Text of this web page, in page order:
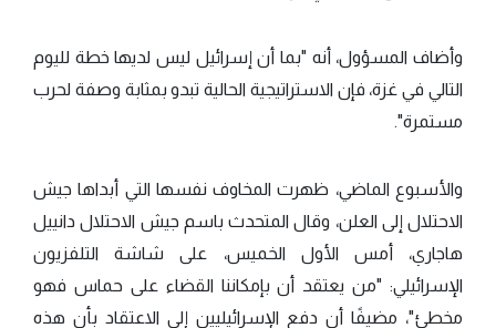
وأضاف المسؤول، أنه "بما أن إسرائيل ليس لديها خطة لليوم
التالي في غزة، فإن الاستراتيجية الحالية تبدو بمثابة وصفة لحرب
مستمرة".
والأسبوع الماضي، ظهرت المخاوف نفسها التي أبداها جيش
الاحتلال إلى العلن، وقال المتحدث باسم جيش الاحتلال دانييل
هاجاري، أمس الأول الخميس، على شاشة التلفزيون
الإسرائيلي: "من يعتقد أن بإمكاننا القضاء على حماس فهو
مخطئ"، مضيفًا أن دفع الإسرائيليين إلى الاعتقاد بأن هذه